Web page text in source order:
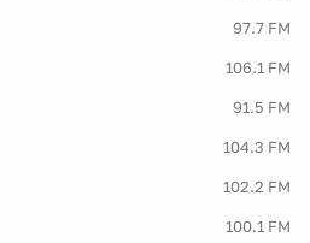
97.7 FM
106.1 FM
91.5 FM
104.3 FM
102.2 FM
100.1 FM